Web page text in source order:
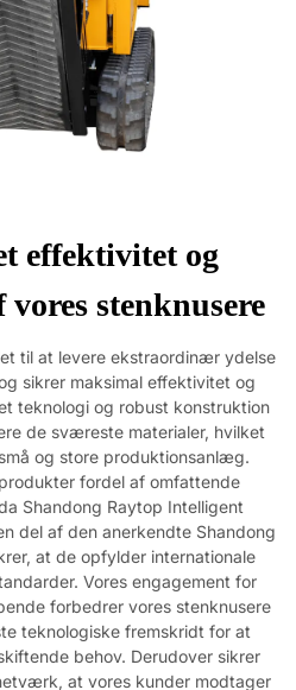
effektivitet og
stenknusere
til at levere ekstraordinær ydelse
sikrer maksimal effektivitet og
teknologi og robust konstruktion
de sværeste materialer, hvilket
og store produktionsanlæg.
fordel af omfattende
Shandong Raytop Intelligent
del af den anerkendte Shandong
at de opfylder internationale
Vores engagement for
forbedrer vores stenknusere
teknologiske fremskridt for at
behov. Derudover sikrer
at vores kunder modtager